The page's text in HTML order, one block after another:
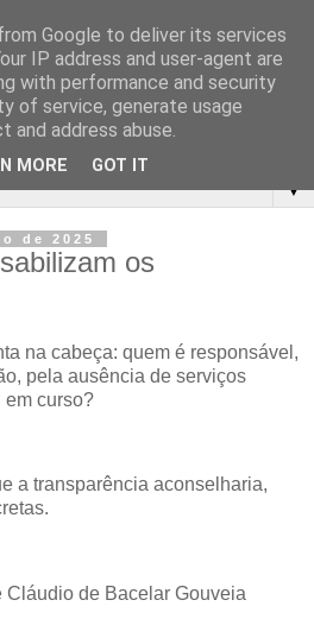
▼
de 2025
os
na cabeça: quem é responsável,
pela ausência de serviços
em curso?
a transparência aconselharia,
Cláudio de Bacelar Gouveia
Google to deliver its services
IP address and user-agent are
with performance and security
of service, generate usage
address abuse.
MORE GOT IT